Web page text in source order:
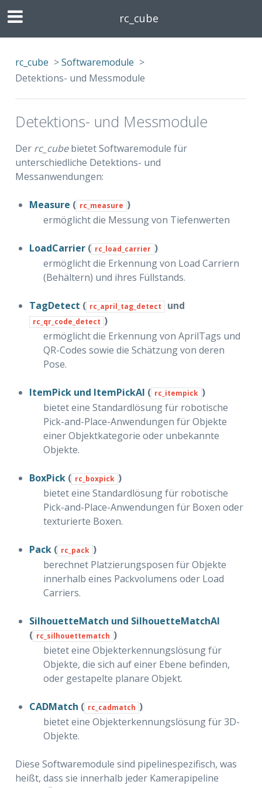
rc_cube
rc_cube >Softwaremodule >
Detektions- und Messmodule
Detektions- und Messmodule
Der rc_cubebietet Softwaremodule für
unterschiedliche Detektions- und
Messanwendungen:
Measure ( rc_measure )
ermöglicht die Messung von Tiefenwerten
LoadCarrier( rc_load_carrier )
ermöglicht die Erkennung von Load Carriern
(Behältern) und ihres Füllstands.
TagDetect ( rc_april_tag_detect und
rc_qr_code_detect )
ermöglicht die Erkennung von AprilTags und
QR-Codes sowie die Schätzung von deren
Pose.
ItemPick und ItemPickAI ( rc_itempick )
bietet eine Standardlösung für robotische
Pick-and-Place-Anwendungen für Objekte
einer Objektkategorie oder unbekannte
Objekte.
BoxPick( rc_boxpick )
bietet eine Standardlösung für robotische
Pick-and-Place-Anwendungen für Boxen oder
texturierte Boxen.
Pack( rc_pack )
berechnet Platzierungsposen für Objekte
innerhalb eines Packvolumens oder Load
Carriers.
SilhouetteMatch und SilhouetteMatchAI
( rc_silhouettematch )
bietet eine Objekterkennungslösung für
Objekte, die sich auf einer Ebene befinden,
oder gestapelte planare Objekt.
CADMatch ( rc_cadmatch )
bietet eine Objekterkennungslösung für 3D-
Objekte.
Diese Softwaremodule sind pipelinespezifisch, was
heißt, dass sie innerhalb jeder Kamerapipeline